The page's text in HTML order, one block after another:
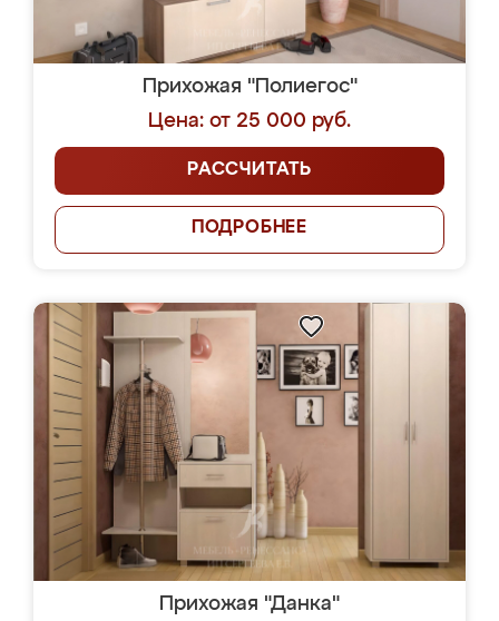
Прихожая "Полиегос"
Цена: от 25 000 руб.
РАССЧИТАТЬ
ПОДРОБНЕЕ
Прихожая "Данка"